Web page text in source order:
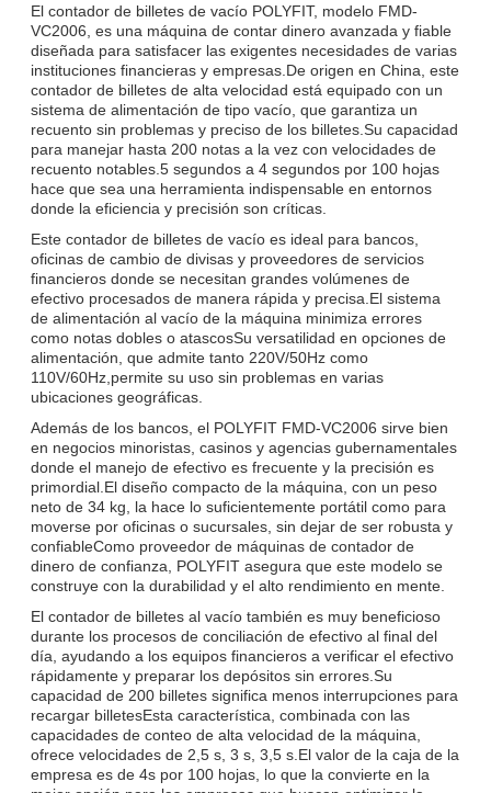
El contador de billetes de vacío POLYFIT, modelo FMD-
VC2006, es una máquina de contar dinero avanzada y fiable
diseñada para satisfacer las exigentes necesidades de varias
instituciones financieras y empresas.De origen en China, este
contador de billetes de alta velocidad está equipado con un
sistema de alimentación de tipo vacío, que garantiza un
recuento sin problemas y preciso de los billetes.Su capacidad
para manejar hasta 200 notas a la vez con velocidades de
recuento notables.5 segundos a 4 segundos por 100 hojas
hace que sea una herramienta indispensable en entornos
donde la eficiencia y precisión son críticas.
Este contador de billetes de vacío es ideal para bancos,
oficinas de cambio de divisas y proveedores de servicios
financieros donde se necesitan grandes volúmenes de
efectivo procesados de manera rápida y precisa.El sistema
de alimentación al vacío de la máquina minimiza errores
como notas dobles o atascosSu versatilidad en opciones de
alimentación, que admite tanto 220V/50Hz como
110V/60Hz,permite su uso sin problemas en varias
ubicaciones geográficas.
Además de los bancos, el POLYFIT FMD-VC2006 sirve bien
en negocios minoristas, casinos y agencias gubernamentales
donde el manejo de efectivo es frecuente y la precisión es
primordial.El diseño compacto de la máquina, con un peso
neto de 34 kg, la hace lo suficientemente portátil como para
moverse por oficinas o sucursales, sin dejar de ser robusta y
confiableComo proveedor de máquinas de contador de
dinero de confianza, POLYFIT asegura que este modelo se
construye con la durabilidad y el alto rendimiento en mente.
El contador de billetes al vacío también es muy beneficioso
durante los procesos de conciliación de efectivo al final del
día, ayudando a los equipos financieros a verificar el efectivo
rápidamente y preparar los depósitos sin errores.Su
capacidad de 200 billetes significa menos interrupciones para
recargar billetesEsta característica, combinada con las
capacidades de conteo de alta velocidad de la máquina,
ofrece velocidades de 2,5 s, 3 s, 3,5 s.El valor de la caja de la
empresa es de 4s por 100 hojas, lo que la convierte en la